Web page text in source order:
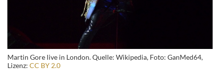
Martin Gore live in London. Quelle: Wikipedia, Foto: GanMed64,
Lizenz: CC BY 2.0